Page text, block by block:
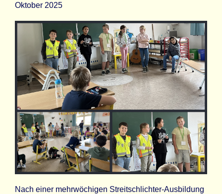
Oktober 2025
Nach einer mehrwöchigen Streitschlichter-Ausbildung